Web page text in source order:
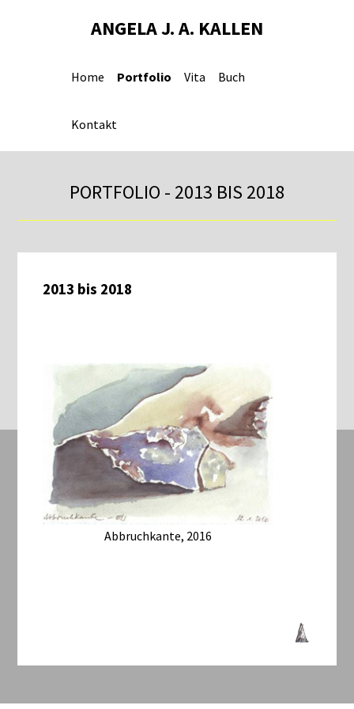
ANGELA J. A. KALLEN
Home Portfolio Vita Buch
Kontakt
PORTFOLIO - 2013 BIS 2018
2013 bis 2018
Abbruchkante, 2016